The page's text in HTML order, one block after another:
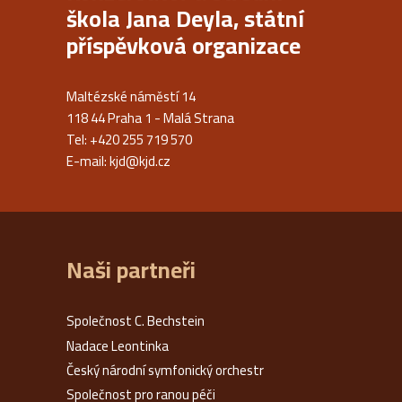
škola Jana Deyla, státní
příspěvková organizace
Maltézské náměstí 14
118 44 Praha 1 - Malá Strana
Tel: +420 255 719 570
E-mail:kjd@kjd.cz
Naši partneři
Společnost C. Bechstein
Nadace Leontinka
Český národní symfonický orchestr
Společnost pro ranou péči